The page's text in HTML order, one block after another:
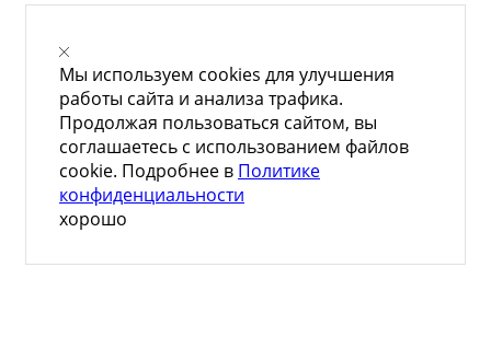
Мы используем cookies для улучшения
работы сайта и анализа трафика.
Продолжая пользоваться сайтом, вы
соглашаетесь с использованием файлов
cookie. Подробнее в Политике
конфиденциальности
хорошо